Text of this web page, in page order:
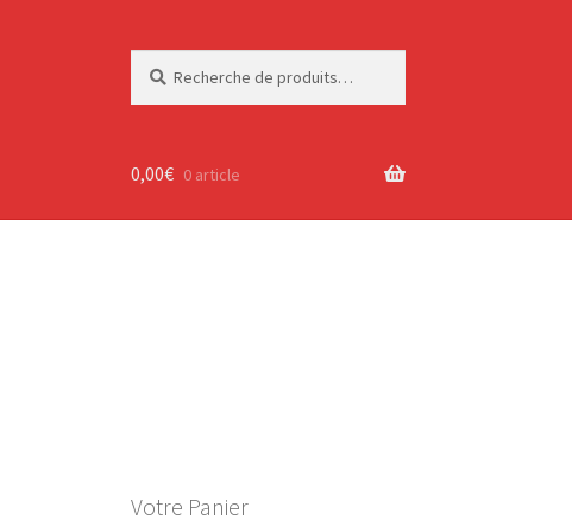
pour :
0,00€ 0 article
Votre Panier